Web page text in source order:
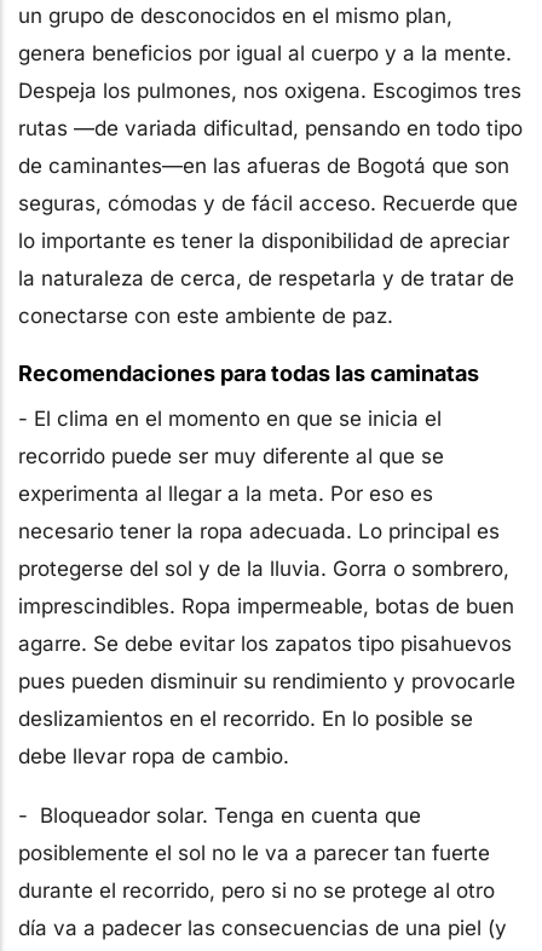
un grupo de desconocidos en el mismo plan,
genera beneficios por igual al cuerpo y a la mente.
Despeja los pulmones, nos oxigena. Escogimos tres
rutas —de variada dificultad, pensando en todo tipo
de caminantes—en las afueras de Bogotá que son
seguras, cómodas y de fácil acceso. Recuerde que
lo importante es tener la disponibilidad de apreciar
la naturaleza de cerca, de respetarla y de tratar de
conectarse con este ambiente de paz.
Recomendaciones para todas las caminatas
- El clima en el momento en que se inicia el
recorrido puede ser muy diferente al que se
experimenta al llegar a la meta. Por eso es
necesario tener la ropa adecuada. Lo principal es
protegerse del sol y de la lluvia. Gorra o sombrero,
imprescindibles. Ropa impermeable, botas de buen
agarre. Se debe evitar los zapatos tipo pisahuevos
pues pueden disminuir su rendimiento y provocarle
deslizamientos en el recorrido. En lo posible se
debe llevar ropa de cambio.
- Bloqueador solar. Tenga en cuenta que
posiblemente el sol no le va a parecer tan fuerte
durante el recorrido, pero si no se protege al otro
día va a padecer las consecuencias de una piel (y